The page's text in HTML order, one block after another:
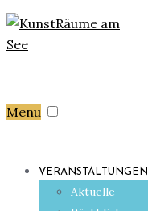
Menu
VERANSTALTUNGEN
Aktuelle